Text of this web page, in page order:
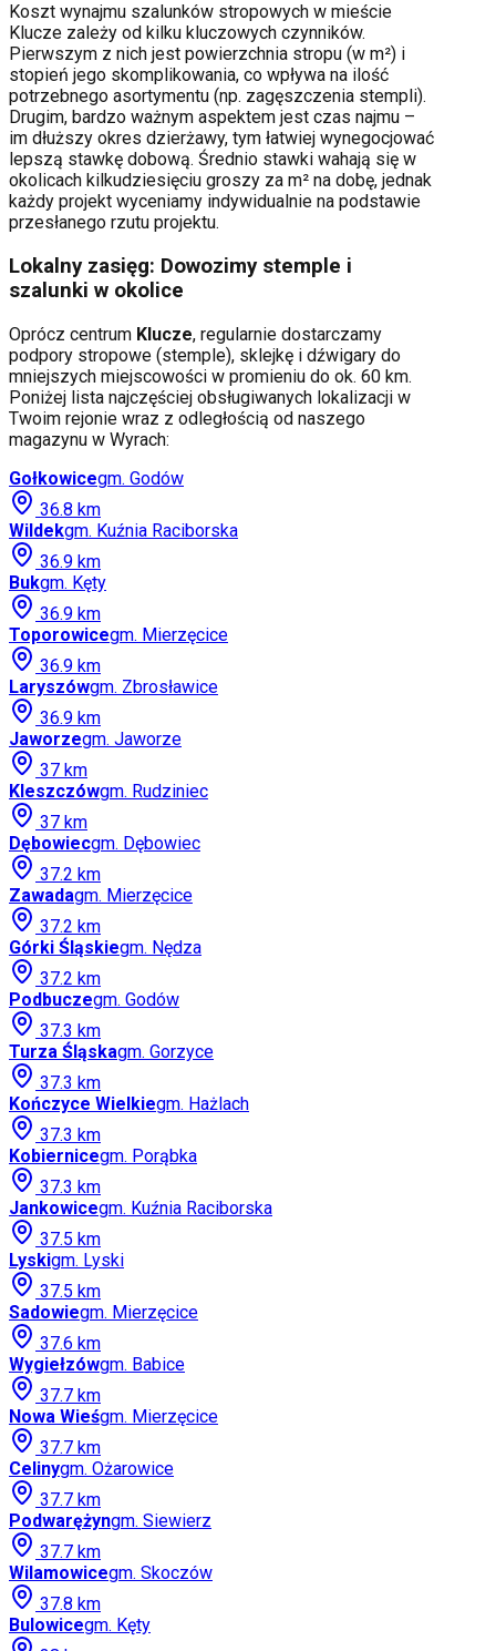
Koszt wynajmu szalunków stropowych w mieście
Klucze zależy od kilku kluczowych czynników.
Pierwszym z nich jest powierzchnia stropu (w m²) i
stopień jego skomplikowania, co wpływa na ilość
potrzebnego asortymentu (np. zagęszczenia stempli).
Drugim, bardzo ważnym aspektem jest czas najmu –
im dłuższy okres dzierżawy, tym łatwiej wynegocjować
lepszą stawkę dobową. Średnio stawki wahają się w
okolicach kilkudziesięciu groszy za m² na dobę, jednak
każdy projekt wyceniamy indywidualnie na podstawie
przesłanego rzutu projektu.
Lokalny zasięg: Dowozimy stemple i
szalunki w okolice
Oprócz centrum Klucze, regularnie dostarczamy
podpory stropowe (stemple), sklejkę i dźwigary do
mniejszych miejscowości w promieniu do ok. 60 km.
Poniżej lista najczęściej obsługiwanych lokalizacji w
Twoim rejonie wraz z odległością od naszego
magazynu w Wyrach:
Gołkowicegm. Godów
36.8 km
Wildekgm. Kuźnia Raciborska
36.9 km
Bukgm. Kęty
36.9 km
Toporowicegm. Mierzęcice
36.9 km
Laryszówgm. Zbrosławice
36.9 km
Jaworzegm. Jaworze
37 km
Kleszczówgm. Rudziniec
37 km
Dębowiecgm. Dębowiec
37.2 km
Zawadagm. Mierzęcice
37.2 km
Górki Śląskiegm. Nędza
37.2 km
Podbuczegm. Godów
37.3 km
Turza Śląskagm. Gorzyce
37.3 km
Kończyce Wielkiegm. Hażlach
37.3 km
Kobiernicegm. Porąbka
37.3 km
Jankowicegm. Kuźnia Raciborska
37.5 km
Lyskigm. Lyski
37.5 km
Sadowiegm. Mierzęcice
37.6 km
Wygiełzówgm. Babice
37.7 km
Nowa Wieśgm. Mierzęcice
37.7 km
Celinygm. Ożarowice
37.7 km
Podwarężyngm. Siewierz
37.7 km
Wilamowicegm. Skoczów
37.8 km
Bulowicegm. Kęty